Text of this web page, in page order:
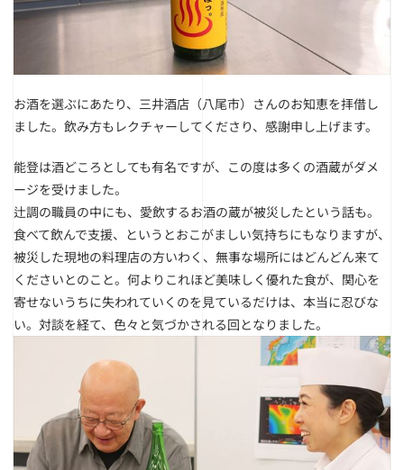
お酒を選ぶにあたり、三井酒店（八尾市）さんのお知恵を拝借し
ました。 飲み方もレクチャーしてくださり、感謝申し上げます。
能登は酒どころとしても有名ですが、この度は多くの酒蔵がダメ
ージを受けました。
辻調の職員の中にも、愛飲するお酒の蔵が被災したという話も。
食べて飲んで支援、というとおこがましい気持ちにもなりますが、
被災した現地の料理店の方いわく、無事な場所にはどんどん来て
くださいとのこと。何よりこれほど美味しく優れた食が、関心を
寄せないうちに失われていくのを見ているだけは、本当に忍びな
い。対談を経て、色々と気づかされる回となりました。